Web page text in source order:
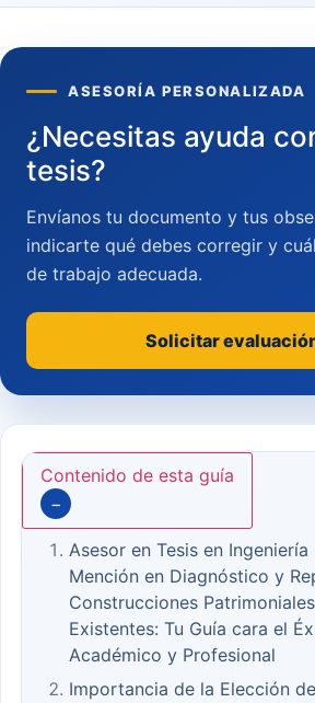
Contenido de esta guía
−
Asesor en Tesis en
Mención en Diagnóstico y
Construcciones
Existentes: Tu Guía cara el
Académico y Profesional
Importancia de la Elección
ASESORÍA PERSONALIZADA
¿Necesitas ayuda
tesis?
Envíanos tu documento y tus
indicarte qué debes corregir y
de trabajo adecuada.
Solicitar